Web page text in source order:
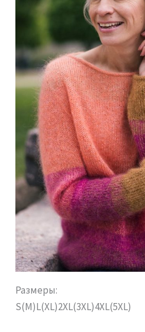
Размеры:
S(M)L(XL)2XL(3XL)4XL(5XL)